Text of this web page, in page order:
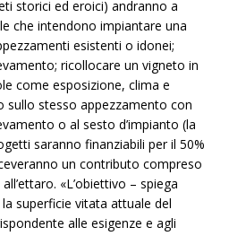
storici ed eroici) andranno a
che intendono impiantare una
esistenti o idonei;
ricollocare un vigneto in
come esposizione, clima e
sullo stesso appezzamento con
o al sesto d’impianto (la
saranno finanziabili per il 50%
un contributo compreso
«L’obiettivo – spiega
superficie vitata attuale del
alle esigenze e agli